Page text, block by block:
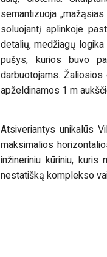
semantizuoja
soluojantį aplinkoje
detalių, medžiagų
pušys, kurios buvo
darbuotojams.
apželdinamos 1 m
Atsiveriantys unikalūs
maksimalios
inžineriniu kūriniu,
nestatišką komplekso